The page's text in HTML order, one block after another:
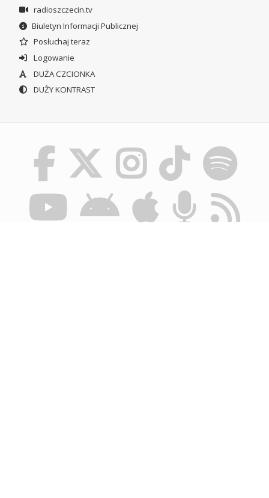
radioszczecin.tv
Biuletyn Informacji Publicznej
Posłuchaj teraz
Logowanie
DUŻA CZCIONKA
DUŻY KONTRAST